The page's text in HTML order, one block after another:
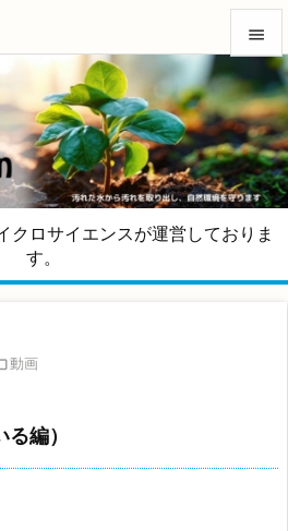
クロサイエンスが運営しておりま
す。


メニュ

サイド

次へ
動画
編）